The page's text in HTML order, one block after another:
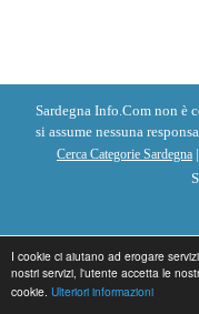
I cookie ci aiutano ad erogare
nostri servizi, l'utente accetta le
cookie. Ulteriori informazioni
Sardegna Info.Com non è
si assume nessuna
Cerca Categorie Sardegna |